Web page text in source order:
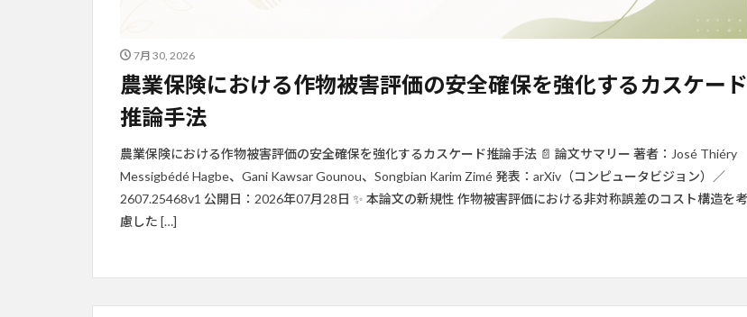
7月 30, 2026
農業保険における作物被害評価の安全確保を強化するカスケード
推論手法
農業保険における作物被害評価の安全確保を強化するカスケード推論手法 📄 論文サマリー 著者：José Thiéry
Messigbédé Hagbe、Gani Kawsar Gounou、Songbian Karim Zimé 発表：arXiv（コンピュータビジョン）／
2607.25468v1 公開日：2026年07月28日 ✨ 本論文の新規性 作物被害評価における非対称誤差のコスト構造を考
慮した […]